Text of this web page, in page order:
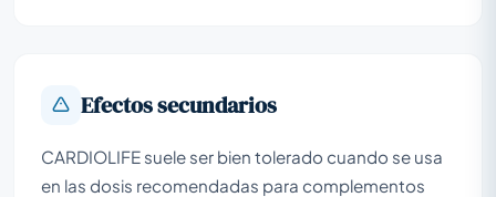
Efectos secundarios
CARDIOLIFE suele ser bien tolerado cuando se usa
en las dosis recomendadas para complementos